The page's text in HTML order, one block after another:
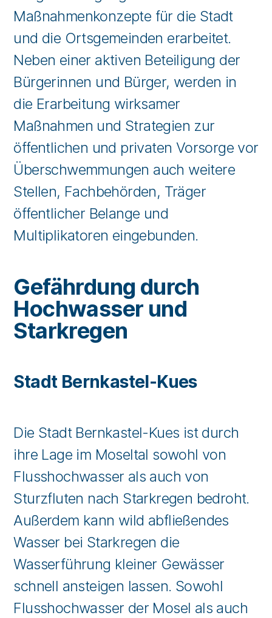
Maßnahmenkonzepte für die Stadt
und die Ortsgemeinden erarbeitet.
Neben einer aktiven Beteiligung der
Bürgerinnen und Bürger, werden in
die Erarbeitung wirksamer
Maßnahmen und Strategien zur
öffentlichen und privaten Vorsorge vor
Überschwemmungen auch weitere
Stellen, Fachbehörden, Träger
öffentlicher Belange und
Multiplikatoren eingebunden.
Gefährdung durch
Hochwasser und
Starkregen
Stadt Bernkastel-Kues
Die Stadt Bernkastel-Kues ist durch
ihre Lage im Moseltal sowohl von
Flusshochwasser als auch von
Sturzfluten nach Starkregen bedroht.
Außerdem kann wild abfließendes
Wasser bei Starkregen die
Wasserführung kleiner Gewässer
schnell ansteigen lassen. Sowohl
Flusshochwasser der Mosel als auch